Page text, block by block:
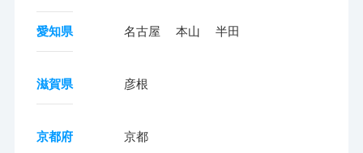
愛知県 名古屋 本山 半田
滋賀県 彦根
京都府 京都